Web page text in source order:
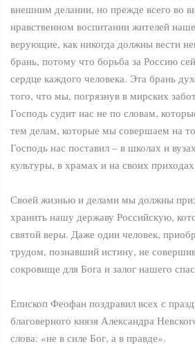
внешним делании, но прежде всего во
нравственном воспитании жителей
верующие, как никогда должны вести
брань, потому что борьба за Россию
сердце каждого человека. Эта брань
того, что мы, погрязнув в мирских
Господь судит нас не по словам,
тем делам, которые мы совершаем на
Господь нас поставил – в школах и
культуры, в храмах и на своих
Своей жизнью и делами мы должны
хранить нашу державу Российскую,
святой веры. Даже один человек,
трудом, познавший истину, не
сокровище для Бога и залог нашего
Епископ Феофан поздравил всех с
благоверного князя Александра
слова: «не в силе Бог, а в правде».